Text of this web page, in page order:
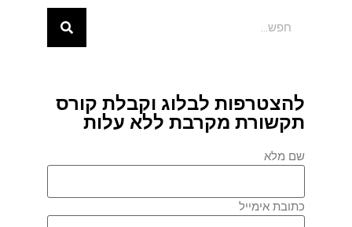
להצטרפות לבלוג וקבלת קורס
תקשורת מקרבת ללא עלות
שם מלא
כתובת אימייל